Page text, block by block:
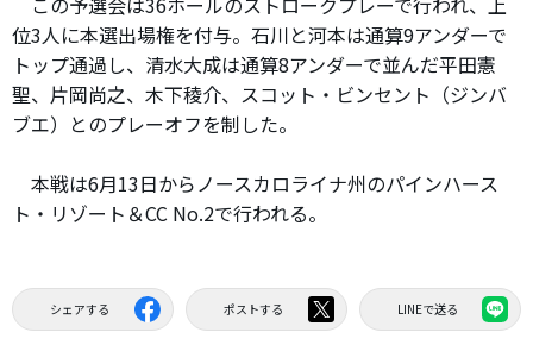
位3人に本選出場権を付与。石川と河本は通算9アンダーで
トップ通過し、清水大成は通算8アンダーで並んだ平田憲
聖、片岡尚之、木下稜介、スコット・ビンセント（ジンバ
ブエ）とのプレーオフを制した。
本戦は6月13日からノースカロライナ州のパインハース
ト・リゾート＆CC No.2で行われる。
シェアする ポストする LINEで送る